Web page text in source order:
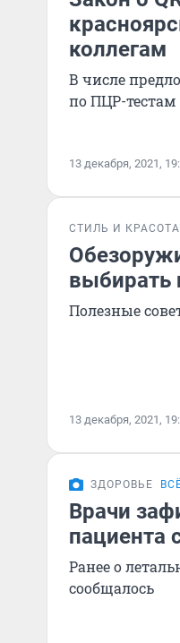
коллегам
В числе
по ПЦР-тестам
13 декабря, 2021,
СТИЛЬ И КРАСОТА
выбирать
Полезные
13 декабря, 2021,
ЗДОРОВЬЕ
Врачи
пациента
Ранее о
сообщалось